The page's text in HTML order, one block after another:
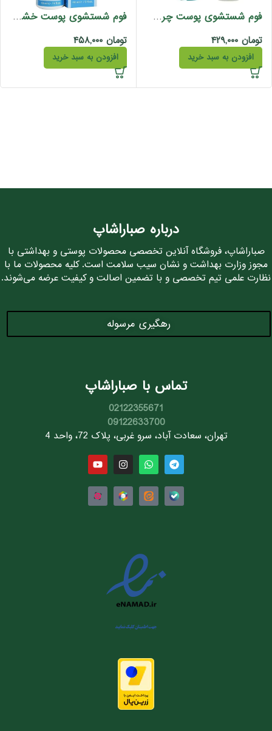
فوم شستشوی پوست چرب سبولیفت درمالیفت 150 میل
تومان
افزودن به سبد خرید
فوم شستشوی پوست خشک و معمولی هیدرالیفت درمالیفت 150 میل
تومان
افزودن به سبد خرید
درباره صباراشاپ
صباراشاپ، فروشگاه آنلاین تخصصی محصولات پوستی و بهداشتی با
مجوز وزارت بهداشت و نشان سیب سلامت است. کلیه محصولات ما با
نظارت علمی تیم تخصصی و با تضمین اصالت و کیفیت عرضه می‌شوند.
رهگیری مرسوله
تماس با صباراشاپ
02122355671
09122633700
تهران، سعادت آباد، سرو غربی، پلاک 72، واحد 4